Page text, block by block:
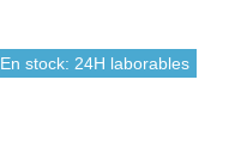
En stock: 24H laborables